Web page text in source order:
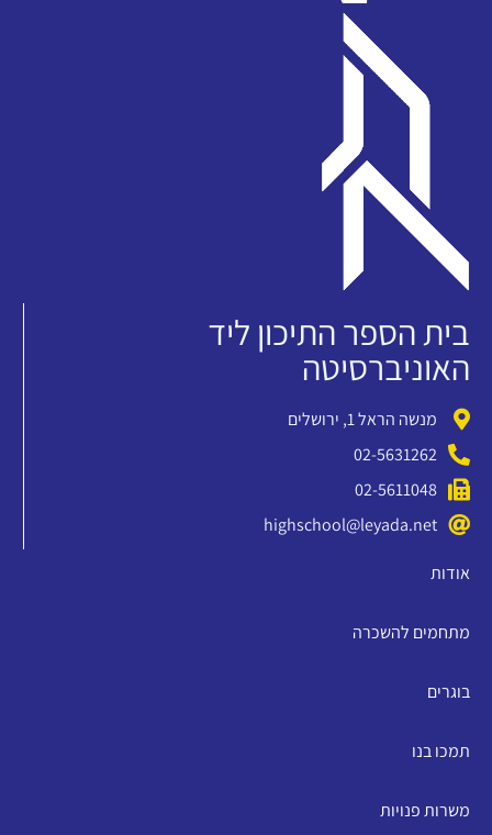
בית הספר התיכון ליד
האוניברסיטה
מנשה הראל 1, ירושלים
02-5631262
02-5611048
highschool@leyada.net
אודות
מתחמים להשכרה
בוגרים
תמכו בנו
משרות פנויות